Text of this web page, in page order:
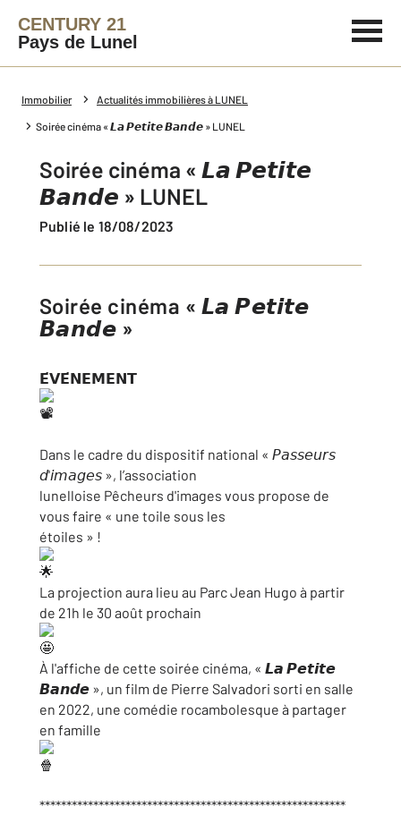
CENTURY 21
Pays de Lunel
Immobilier Actualités immobilières à LUNEL
Soirée cinéma « 𝙇𝙖 𝙋𝙚𝙩𝙞𝙩𝙚 𝘽𝙖𝙣𝙙𝙚 » LUNEL
Soirée cinéma « 𝙇𝙖 𝙋𝙚𝙩𝙞𝙩𝙚
𝘽𝙖𝙣𝙙𝙚 » LUNEL
Publié le 18/08/2023
Soirée cinéma « 𝙇𝙖 𝙋𝙚𝙩𝙞𝙩𝙚
𝘽𝙖𝙣𝙙𝙚 »
𝗘́𝗩𝗘́𝗡𝗘𝗠𝗘𝗡𝗧
Dans le cadre du dispositif national « 𝘗𝘢𝘴𝘴𝘦𝘶𝘳𝘴
𝘥'𝘪𝘮𝘢𝘨𝘦𝘴 », l’association
lunelloise Pêcheurs d'images vous propose de
vous faire « une toile sous les
étoiles » !
La projection aura lieu au Parc Jean Hugo à partir
de 21h le 30 août prochain
À l'affiche de cette soirée cinéma, « 𝙇𝙖 𝙋𝙚𝙩𝙞𝙩𝙚
𝘽𝙖𝙣𝙙𝙚 », un film de Pierre Salvadori sorti en salle
en 2022, une comédie rocambolesque à partager
en famille
*********************************************************